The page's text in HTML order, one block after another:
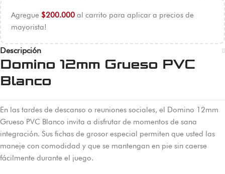
Agregue $200.000 al carrito para aplicar a precios de
mayorista!
Descripción
Domino 12mm Grueso PVC
Blanco
En las tardes de descanso o reuniones sociales, el Domino 12mm
Grueso PVC Blanco invita a disfrutar de momentos de sana
integración. Sus fichas de grosor especial permiten que usted las
maneje con comodidad y que se mantengan en pie sin caerse
fácilmente durante el juego.